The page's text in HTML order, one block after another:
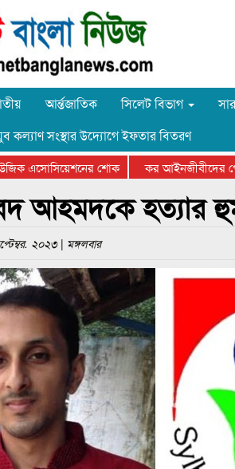
আর্ন্তজাতিক সিলেট বিভাগ
কল্যাণ সংস্থার উদ্যোগে ইফতার বিতরণ
এসোসিয়েশনের শোক কর আইনজীবীদের
আহমদকে হত্যার
২০২৩ | মঙ্গলবার